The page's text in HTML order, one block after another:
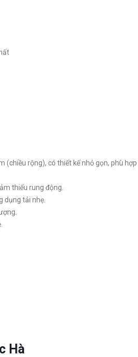
rộng), có thiết kế nhỏ gọn, phù
thiểu rung động.
dụng tải nhẹ.
Hà